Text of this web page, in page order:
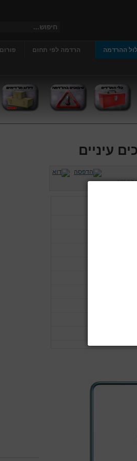
ההרדמה הרדמה לפי תחום
פורום
עיניים
475274